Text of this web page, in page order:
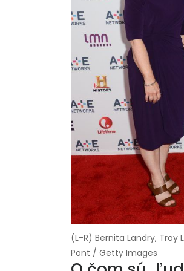
(L-R) Bernita Landry, Troy
Pont / Getty Images